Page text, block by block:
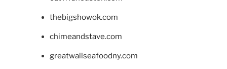
thebigshowok.com
chimeandstave.com
greatwallseafoodny.com